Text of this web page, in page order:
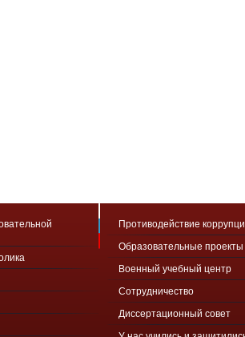
Противодействие
Образовательные проекты
Военный учебный центр
Сотрудничество
Диссертационный совет